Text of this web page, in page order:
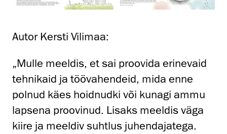
Autor Kersti Vilimaa:
„Mulle meeldis, et sai proovida erinevaid
tehnikaid ja töövahendeid, mida enne
polnud käes hoidnudki või kunagi ammu
lapsena proovinud. Lisaks meeldis väga
kiire ja meeldiv suhtlus juhendajatega.